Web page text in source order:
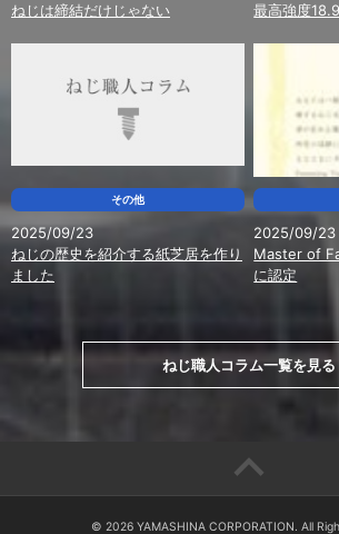
2025/11/07 INFORMATION
Space Approach EXPO 2025に出展します。
ねじは締結だけじゃない
最高強度
その他
2025/09/23
ねじの歴史を紹介する紙芝居を作り
ました
2025/09/23
Master of
に認定
ねじ職人コラム一覧を見る
© 2026 YAMASHINA CORPORATION. All